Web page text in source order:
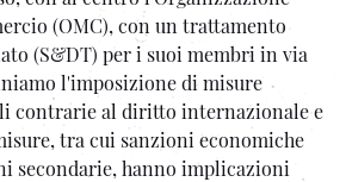
(OMC), con un trattamento
(S&DT) per i suoi membri in via
l'imposizione di misure
contrarie al diritto internazionale e
tra cui sanzioni economiche
secondarie, hanno implicazioni